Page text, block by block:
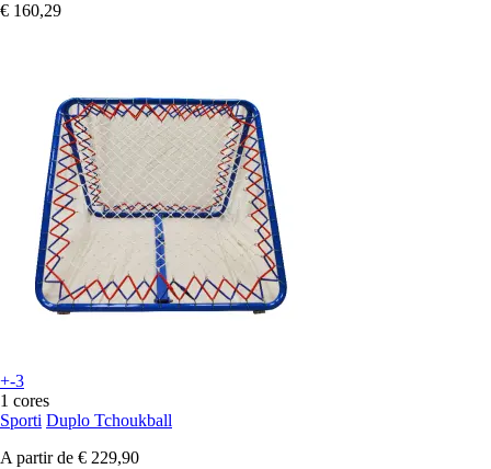
€ 160,29
+-3
1 cores
Sporti Duplo Tchoukball
A partir de € 229,90